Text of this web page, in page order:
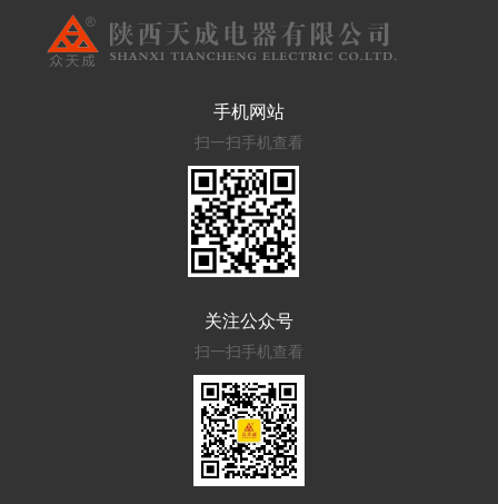
手机网站
扫一扫手机查看
关注公众号
扫一扫手机查看